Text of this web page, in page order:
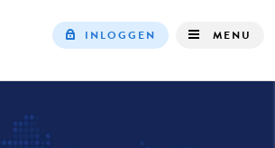
INLOGGEN MENU